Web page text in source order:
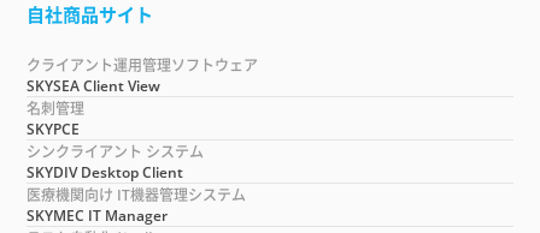
自社商品サイト
クライアント運用管理ソフトウェア
SKYSEA Client View
名刺管理
SKYPCE
シンクライアント システム
SKYDIV Desktop Client
医療機関向け IT機器管理システム
SKYMEC IT Manager